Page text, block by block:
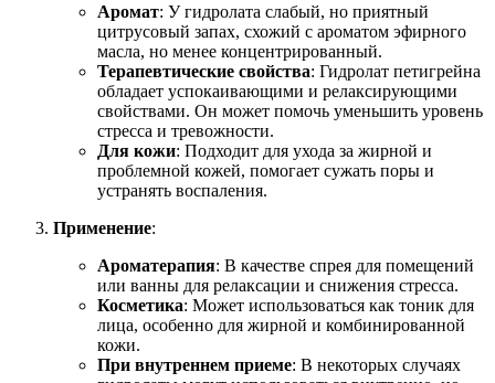
Аромат: У гидролата слабый, но приятный
цитрусовый запах, схожий с ароматом эфирного
масла, но менее концентрированный.
Терапевтические свойства: Гидролат петигрейна
обладает успокаивающими и релаксирующими
свойствами. Он может помочь уменьшить уровень
стресса и тревожности.
Для кожи: Подходит для ухода за жирной и
проблемной кожей, помогает сужать поры и
устранять воспаления.
Применение:
Ароматерапия: В качестве спрея для помещений
или ванны для релаксации и снижения стресса.
Косметика: Может использоваться как тоник для
лица, особенно для жирной и комбинированной
кожи.
При внутреннем приеме: В некоторых случаях